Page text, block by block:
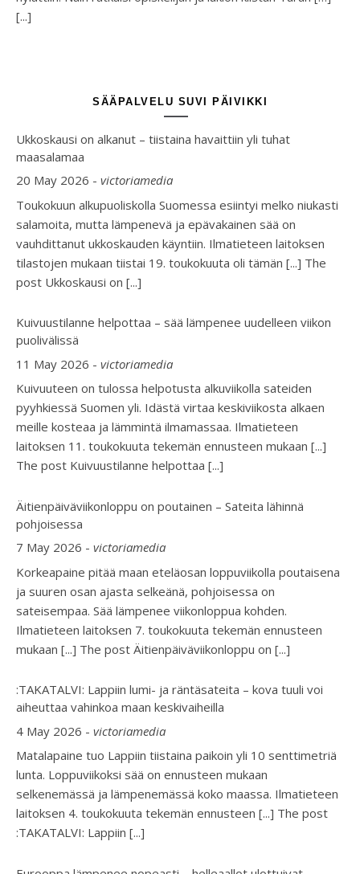
[...]
SÄÄPALVELU SUVI PÄIVIKKI
Ukkoskausi on alkanut – tiistaina havaittiin yli tuhat
maasalamaa
20 May 2026 - victoriamedia
Toukokuun alkupuoliskolla Suomessa esiintyi melko niukasti
salamoita, mutta lämpenevä ja epävakainen sää on
vauhdittanut ukkoskauden käyntiin. Ilmatieteen laitoksen
tilastojen mukaan tiistai 19. toukokuuta oli tämän [...] The
post Ukkoskausi on [...]
Kuivuustilanne helpottaa – sää lämpenee uudelleen viikon
puolivälissä
11 May 2026 - victoriamedia
Kuivuuteen on tulossa helpotusta alkuviikolla sateiden
pyyhkiessä Suomen yli. Idästä virtaa keskiviikosta alkaen
meille kosteaa ja lämmintä ilmamassaa. Ilmatieteen
laitoksen 11. toukokuuta tekemän ennusteen mukaan [...]
The post Kuivuustilanne helpottaa [...]
Äitienpäiväviikonloppu on poutainen – Sateita lähinnä
pohjoisessa
7 May 2026 - victoriamedia
Korkeapaine pitää maan eteläosan loppuviikolla poutaisena
ja suuren osan ajasta selkeänä, pohjoisessa on
sateisempaa. Sää lämpenee viikonloppua kohden.
Ilmatieteen laitoksen 7. toukokuuta tekemän ennusteen
mukaan [...] The post Äitienpäiväviikonloppu on [...]
:TAKATALVI: Lappiin lumi- ja räntäsateita – kova tuuli voi
aiheuttaa vahinkoa maan keskivaiheilla
4 May 2026 - victoriamedia
Matalapaine tuo Lappiin tiistaina paikoin yli 10 senttimetriä
lunta. Loppuviikoksi sää on ennusteen mukaan
selkenemässä ja lämpenemässä koko maassa. Ilmatieteen
laitoksen 4. toukokuuta tekemän ennusteen [...] The post
:TAKATALVI: Lappiin [...]